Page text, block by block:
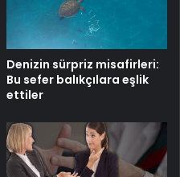
Denizin sürpriz misafirleri:
Bu sefer balıkçılara eşlik
ettiler